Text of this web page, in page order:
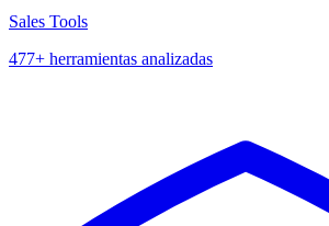
Sales Tools
477+ herramientas analizadas